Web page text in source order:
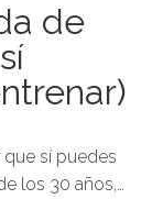
de
que sí puedes
los 30 años,…